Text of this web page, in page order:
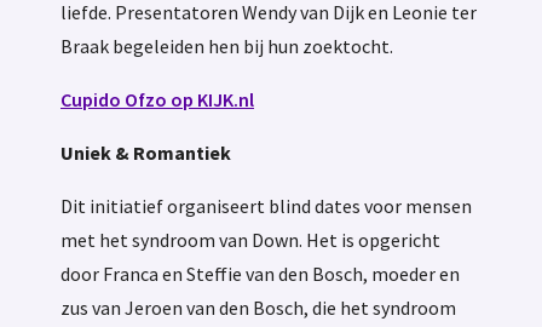
liefde. Presentatoren Wendy van Dijk en Leonie ter
Braak begeleiden hen bij hun zoektocht.
Cupido Ofzo op KIJK.nl
Uniek & Romantiek
Dit initiatief organiseert blind dates voor mensen
met het syndroom van Down. Het is opgericht
door Franca en Steffie van den Bosch, moeder en
zus van Jeroen van den Bosch, die het syndroom